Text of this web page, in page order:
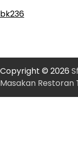
bk236
Copyright © 2026
Masakan Restoran